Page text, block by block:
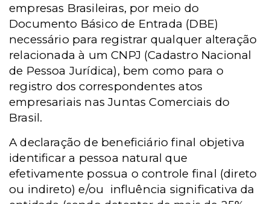
empresas Brasileiras, por meio do
Documento Básico de Entrada (DBE)
necessário para registrar qualquer alteração
relacionada à um CNPJ (Cadastro Nacional
de Pessoa Jurídica), bem como para o
registro dos correspondentes atos
empresariais nas Juntas Comerciais do
Brasil.
A declaração de beneficiário final objetiva
identificar a pessoa natural que
efetivamente possua o controle final (direto
ou indireto) e/ou influência significativa da